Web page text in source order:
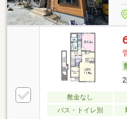
敷金なし
バス・トイレ別